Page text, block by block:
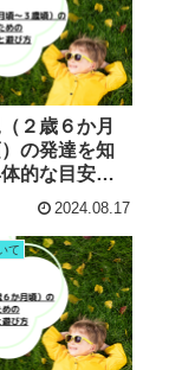
２歳６か月
の発達を知
的な目安と
2024.08.17
て